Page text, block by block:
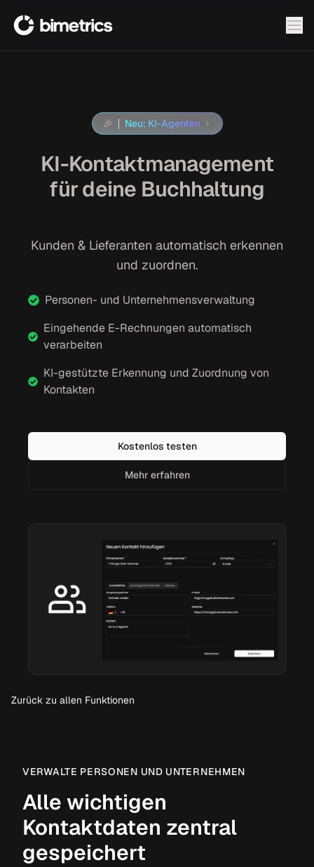
🎉 Neu: KI-Agenten
KI-Kontaktmanagement
für deine Buchhaltung
Kunden & Lieferanten automatisch erkennen
und zuordnen.
Personen- und Unternehmensverwaltung
Eingehende E-Rechnungen automatisch
verarbeiten
KI-gestützte Erkennung und Zuordnung von
Kontakten
Kostenlos testen
Mehr erfahren
Zurück zu allen Funktionen
VERWALTE PERSONEN UND UNTERNEHMEN
Alle wichtigen
Kontaktdaten zentral
gespeichert